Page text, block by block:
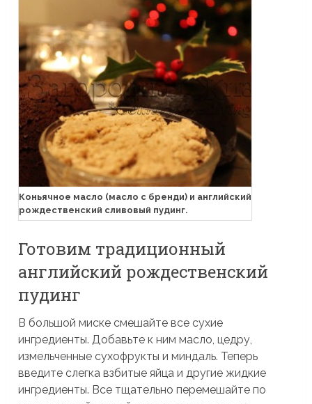
Коньячное масло (масло с бренди) и английский
рождественский сливовый пудинг.
Готовим традиционный
английский рождественский
пудинг
В большой миске смешайте все сухие
ингредиенты. Добавьте к ним масло, цедру,
измельченные сухофрукты и миндаль. Теперь
введите слегка взбитые яйца и другие жидкие
ингредиенты. Все тщательно перемешайте по